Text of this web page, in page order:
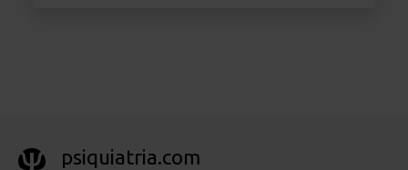
psiquiatria.com